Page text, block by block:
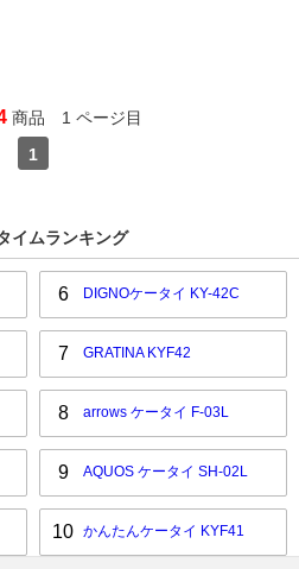
商品 1 ページ目
1
イムランキング
6 DIGNOケータイ KY-42C
7 GRATINA KYF42
8 arrows ケータイ F-03L
9 AQUOS ケータイ SH-02L
10 かんたんケータイ KYF41